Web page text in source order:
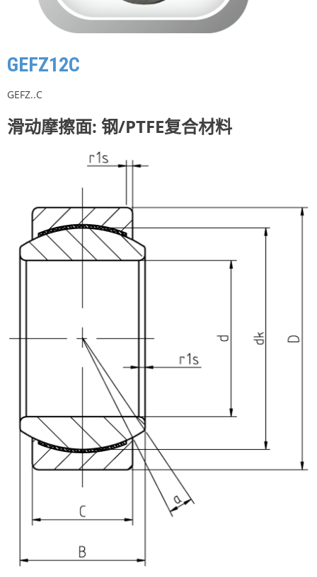
GEFZ12C
GEFZ..C
滑动摩擦面: 钢/PTFE复合材料